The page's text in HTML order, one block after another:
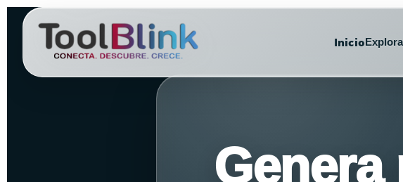
content
Inicio
Genera